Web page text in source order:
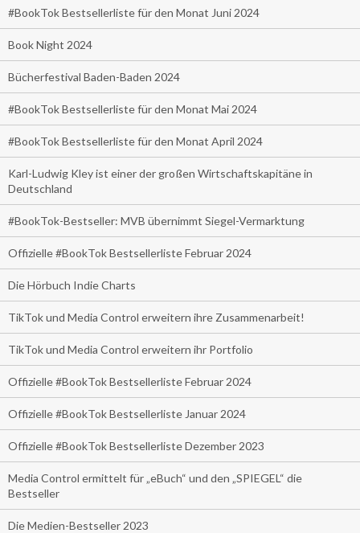
#BookTok Bestsellerliste für den Monat Juni 2024
Book Night 2024
Bücherfestival Baden-Baden 2024
#BookTok Bestsellerliste für den Monat Mai 2024
#BookTok Bestsellerliste für den Monat April 2024
Karl-Ludwig Kley ist einer der großen Wirtschaftskapitäne in
Deutschland
#BookTok-Bestseller: MVB übernimmt Siegel-Vermarktung
Offizielle #BookTok Bestsellerliste Februar 2024
Die Hörbuch Indie Charts
TikTok und Media Control erweitern ihre Zusammenarbeit!
TikTok und Media Control erweitern ihr Portfolio
Offizielle #BookTok Bestsellerliste Februar 2024
Offizielle #BookTok Bestsellerliste Januar 2024
Offizielle #BookTok Bestsellerliste Dezember 2023
Media Control ermittelt für „eBuch“ und den „SPIEGEL“ die
Bestseller
Die Medien-Bestseller 2023